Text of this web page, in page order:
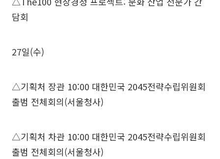
담회
27일(수)
△기획처 장관 10:00 대한민국 2045전략수립위원회
출범 전체회의(서울청사)
△기획처 차관 10:00 대한민국 2045전략수립위원회
출범 전체회의(서울청사)